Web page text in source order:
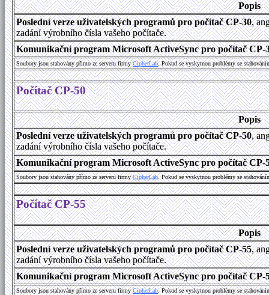
Popis
Poslední verze uživatelských programů pro počítač CP-30,
zadání výrobního čísla vašeho počítače.
Komunikační program Microsoft ActiveSync pro počítač CP-
Soubory jsou stahovány přímo ze serveru firmyCipherLab. Pokud se vyskytnou problémy se
Počítač CP-50
Popis
Poslední verze uživatelských programů pro počítač CP-50,
zadání výrobního čísla vašeho počítače.
Komunikační program Microsoft ActiveSync pro počítač CP-
Soubory jsou stahovány přímo ze serveru firmyCipherLab. Pokud se vyskytnou problémy se
Počítač CP-55
Popis
Poslední verze uživatelských programů pro počítač CP-55,
zadání výrobního čísla vašeho počítače.
Komunikační program Microsoft ActiveSync pro počítač CP-
Soubory jsou stahovány přímo ze serveru firmyCipherLab. Pokud se vyskytnou problémy se